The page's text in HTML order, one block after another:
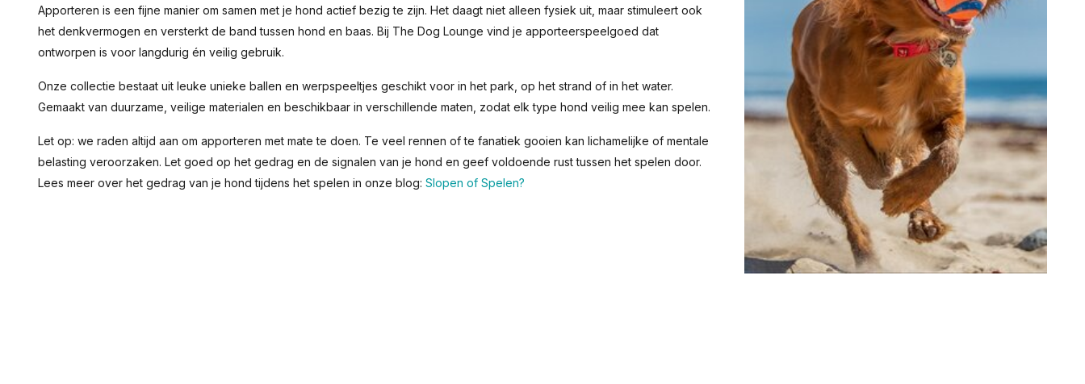
Apporteren is een fijne manier om samen met je hond actief bezig te zijn. Het daagt niet alleen fysiek uit, maar stimuleert ook
het denkvermogen en versterkt de band tussen hond en baas. Bij The Dog Lounge vind je apporteerspeelgoed dat
ontworpen is voor langdurig én veilig gebruik.
Onze collectie bestaat uit leuke unieke ballen en werpspeeltjes geschikt voor in het park, op het strand of in het water.
Gemaakt van duurzame, veilige materialen en beschikbaar in verschillende maten, zodat elk type hond veilig mee kan spelen.
Let op: we raden altijd aan om apporteren met mate te doen. Te veel rennen of te fanatiek gooien kan lichamelijke of mentale
belasting veroorzaken. Let goed op het gedrag en de signalen van je hond en geef voldoende rust tussen het spelen door.
Lees meer over het gedrag van je hond tijdens het spelen in onze blog: Slopen of Spelen?